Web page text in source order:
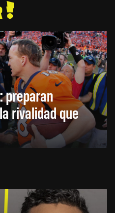
preparan
rivalidad que